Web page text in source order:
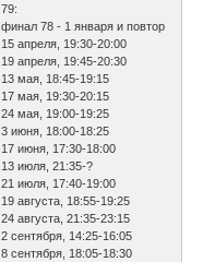
79:
финал 78 - 1 января и повтор
15 апреля, 19:30-20:00
19 апреля, 19:45-20:30
13 мая, 18:45-19:15
17 мая, 19:30-20:15
24 мая, 19:00-19:25
3 июня, 18:00-18:25
17 июня, 17:30-18:00
13 июля, 21:35-?
21 июля, 17:40-19:00
19 августа, 18:55-19:25
24 августа, 21:35-23:15
2 сентября, 14:25-16:05
8 сентября, 18:05-18:30